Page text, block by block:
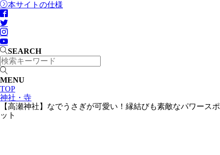
本サイトの仕様
SEARCH
MENU
TOP
神社・寺
【高瀬神社】なでうさぎが可愛い！縁結びも素敵なパワースポ
ット